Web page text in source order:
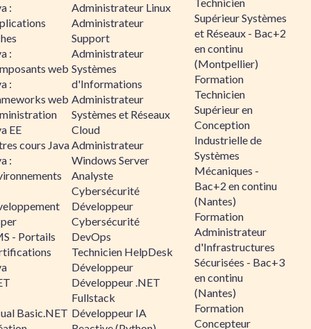
:
:
web
:
web
EE
cours Java
:
- Portails
Basic.NET
Administrateur Linux
Administrateur
Support
Administrateur
Systèmes
d'Informations
Administrateur
Systèmes et Réseaux
Cloud
Administrateur
Windows Server
Analyste
Cybersécurité
Développeur
Cybersécurité
DevOps
Technicien HelpDesk
Développeur
Développeur .NET
Fullstack
Développeur IA
Supérieur Systèmes
et Réseaux - Bac+2
en continu
(Montpellier)
Formation
Technicien
Supérieur en
Conception
Industrielle de
Systèmes
Mécaniques -
Bac+2 en continu
(Nantes)
Formation
Administrateur
d'Infrastructures
Sécurisées - Bac+3
en continu
(Nantes)
Formation
Concepteur